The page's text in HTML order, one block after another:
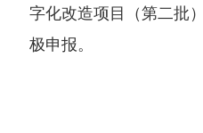
字化改造项目（第二批
极申报。